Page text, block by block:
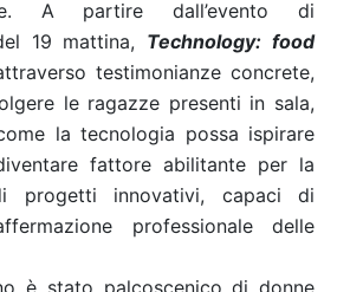
A partire dall’evento di
19 mattina, Technology: food
testimonianze concrete,
le ragazze presenti in sala,
la tecnologia possa ispirare
fattore abilitante per la
progetti innovativi, capaci di
professionale delle
è stato palcoscenico di donne